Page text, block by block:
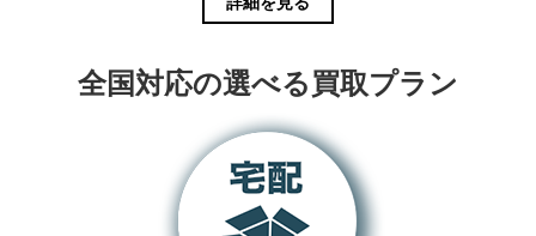
全国対応の選べる買取プラン